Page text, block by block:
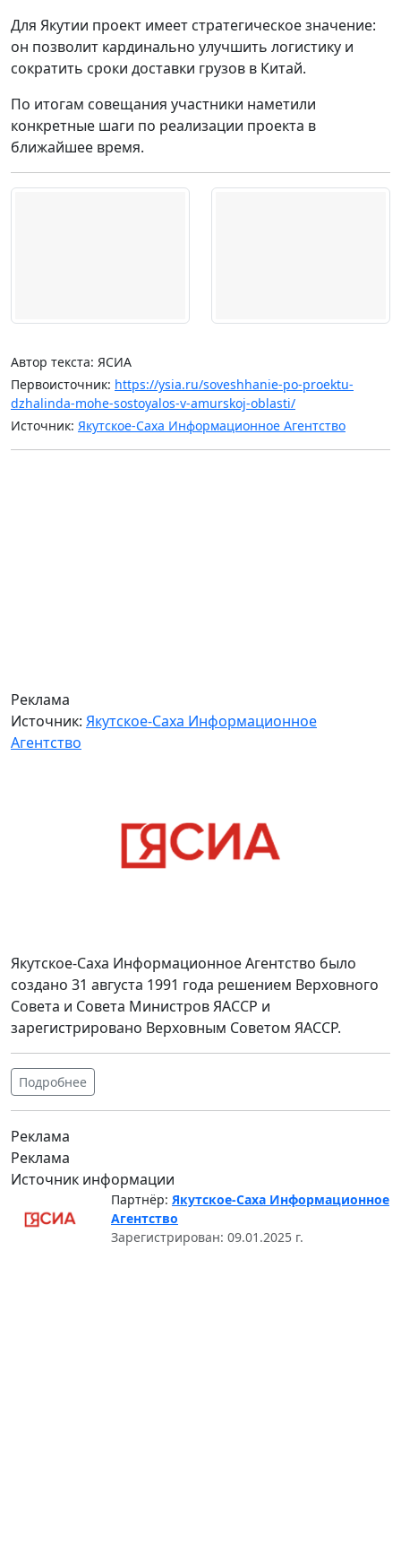
Для Якутии проект имеет стратегическое значение:
он позволит кардинально улучшить логистику и
сократить сроки доставки грузов в Китай.
По итогам совещания участники наметили
конкретные шаги по реализации проекта в
ближайшее время.
Автор текста: ЯСИА
Первоисточник: https://ysia.ru/soveshhanie-po-proektu-
dzhalinda-mohe-sostoyalos-v-amurskoj-oblasti/
Источник: Якутское-Саха Информационное Агентство
Реклама
Источник: Якутское-Саха Информационное
Агентство
Якутское-Саха Информационное Агентство было
создано 31 августа 1991 года решением Верховного
Совета и Совета Министров ЯАССР и
зарегистрировано Верховным Советом ЯАССР.
Подробнее
Реклама
Реклама
Источник информации
Партнёр: Якутское-Саха Информационное
Агентство
Зарегистрирован: 09.01.2025 г.